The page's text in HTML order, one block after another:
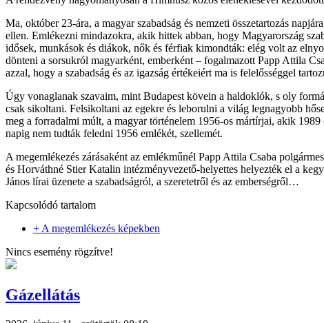
Ma, október 23-ára, a magyar szabadság és nemzeti összetartozás
ellen. Emlékezni mindazokra, akik hittek abban, hogy Magyarország
idősek, munkások és diákok, nők és férfiak kimondták: elég volt az
dönteni a sorsukról magyarként, emberként – fogalmazott Papp Attila
azzal, hogy a szabadság és az igazság értékeiért ma is felelősséggel
Úgy vonaglanak szavaim, mint Budapest kövein a haldoklók, s oly
csak sikoltani. Felsikoltani az egekre és leborulni a világ legnagyobb
meg a forradalmi múlt, a magyar történelem 1956-os mártírjai, akik
napig nem tudták feledni 1956 emlékét, szellemét.
A megemlékezés zárásaként az emlékműnél Papp Attila Csaba
és Horváthné Stier Katalin intézményvezető-helyettes helyezték el a
János lírai üzenete a szabadságról, a szeretetről és az emberségről…
Kapcsolódó tartalom
+ A megemlékezés képekben
Nincs esemény rögzítve!
Gázellátás